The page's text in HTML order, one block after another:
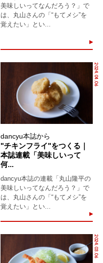
美味しいってなんだろう？」で
は、丸山さんの「“もてメシ”を
覚えたい」とい...
2024.04.06
dancyu本誌から
"チキンフライ"をつくる｜
本誌連載「美味しいって
何...
dancyu本誌の連載「丸山隆平の
美味しいってなんだろう？」で
は、丸山さんの「“もてメシ”を
覚えたい」とい...
2024.03.06